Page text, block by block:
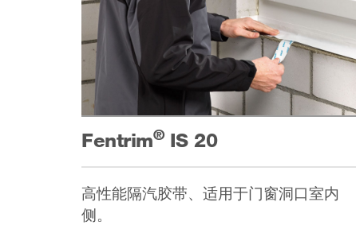
Fentrim®IS 20
高性能隔汽胶带、适用于门窗洞口室内
侧。